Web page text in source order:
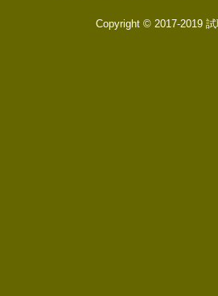
Copyright © 2017-2019